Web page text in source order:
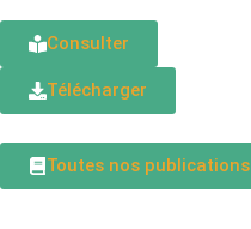
Consulter
Télécharger
Toutes nos publications